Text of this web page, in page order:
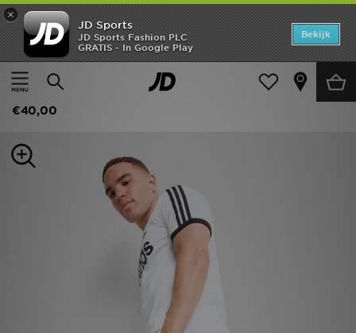
×
JD Sports
JD Sports Fashion PLC
GRATIS - In Google Play
Bekijk
Thuis
Heren Herenkleding Shorts
adidas Originals Poly Shorts
€40,00
Home
Offers
Dames